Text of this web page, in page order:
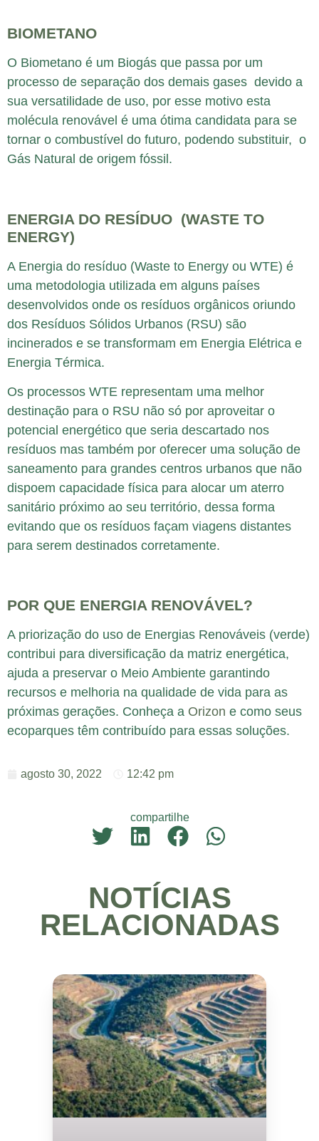
BIOMETANO
O Biometano é um Biogás que passa por um
processo de separação dos demais gases devido a
sua versatilidade de uso, por esse motivo esta
molécula renovável é uma ótima candidata para se
tornar o combustível do futuro, podendo substituir, o
Gás Natural de origem fóssil.
ENERGIA DO RESÍDUO (WASTE TO
ENERGY)
A Energia do resíduo (Waste to Energy ou WTE) é
uma metodologia utilizada em alguns países
desenvolvidos onde os resíduos orgânicos oriundo
dos Resíduos Sólidos Urbanos (RSU) são
incinerados e se transformam em Energia Elétrica e
Energia Térmica.
Os processos WTE representam uma melhor
destinação para o RSU não só por aproveitar o
potencial energético que seria descartado nos
resíduos mas também por oferecer uma solução de
saneamento para grandes centros urbanos que não
dispoem capacidade física para alocar um aterro
sanitário próximo ao seu território, dessa forma
evitando que os resíduos façam viagens distantes
para serem destinados corretamente.
POR QUE ENERGIA RENOVÁVEL?
A priorização do uso de Energias Renováveis (verde)
contribui para diversificação da matriz energética,
ajuda a preservar o Meio Ambiente garantindo
recursos e melhoria na qualidade de vida para as
próximas gerações. Conheça a Orizon e como seus
ecoparques têm contribuído para essas soluções.
agosto 30, 2022 12:42 pm
compartilhe
NOTÍCIAS
RELACIONADAS